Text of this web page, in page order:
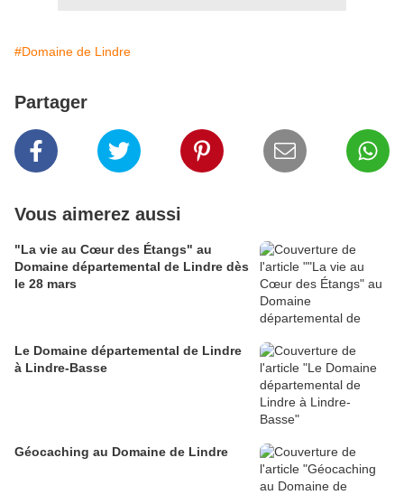
#Domaine de Lindre
Partager
Vous aimerez aussi
"La vie au Cœur des Étangs" au
Domaine départemental de Lindre dès
le 28 mars
Le Domaine départemental de Lindre
à Lindre-Basse
Géocaching au Domaine de Lindre